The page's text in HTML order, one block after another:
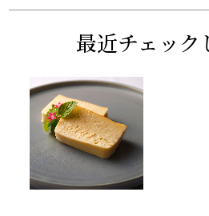
最近チェック